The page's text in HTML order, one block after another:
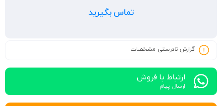
تماس بگیرید
گزارش نادرستی مشخصات
ارتباط با فروش
ارسال پیام